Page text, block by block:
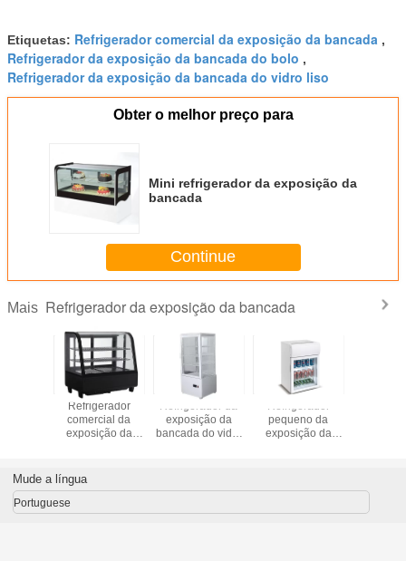
Etiquetas: Refrigerador comercial da exposição da bancada ,
Refrigerador da exposição da bancada do bolo ,
Refrigerador da exposição da bancada do vidro liso
Obter o melhor preço para
Mini refrigerador da exposição da
bancada
Continue
Mais Refrigerador da exposição da bancada
Refrigerador
comercial da
exposição da
exposição da
bancada do vidro
pequeno da
exposição da
Mude a língua
Portuguese